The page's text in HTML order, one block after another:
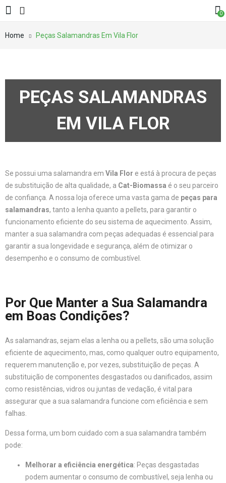
0
Home Peças Salamandras Em Vila Flor
PEÇAS SALAMANDRAS
EM VILA FLOR
Se possui uma salamandra em Vila Flor e está à procura de peças
de substituição de alta qualidade, a Cat-Biomassa é o seu parceiro
de confiança. A nossa loja oferece uma vasta gama de peças para
salamandras, tanto a lenha quanto a pellets, para garantir o
funcionamento eficiente do seu sistema de aquecimento. Assim,
manter a sua salamandra com peças adequadas é essencial para
garantir a sua longevidade e segurança, além de otimizar o
desempenho e o consumo de combustível.
Por Que Manter a Sua Salamandra
em Boas Condições?
As salamandras, sejam elas a lenha ou a pellets, são uma solução
eficiente de aquecimento, mas, como qualquer outro equipamento,
requerem manutenção e, por vezes, substituição de peças. A
substituição de componentes desgastados ou danificados, assim
como resistências, vidros ou juntas de vedação, é vital para
assegurar que a sua salamandra funcione com eficiência e sem
falhas.
Dessa forma, um bom cuidado com a sua salamandra também
pode:
Melhorar a eficiência energética: Peças desgastadas
podem aumentar o consumo de combustível, seja lenha ou